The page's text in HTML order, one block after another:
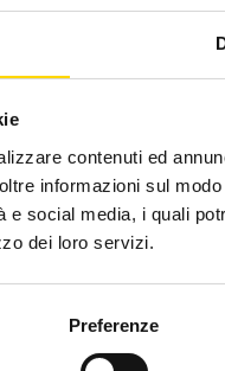
contenuti ed
informazioni sul
e social media, i quali
dei loro servizi.
Preferenze